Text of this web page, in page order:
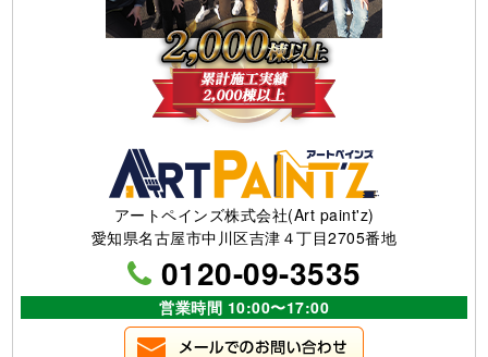
アートペインズ株式会社(Art paint'z)
愛知県名古屋市中川区吉津４丁目2705番地
0120-09-3535
営業時間 10:00〜17:00